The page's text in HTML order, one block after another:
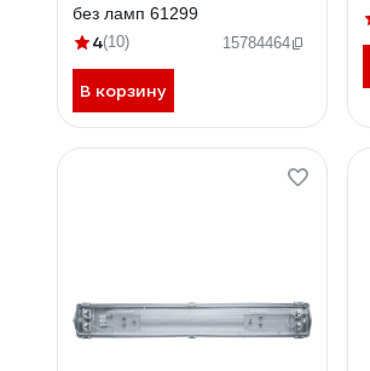
без ламп 61299
4(10) 15784464
В корзину